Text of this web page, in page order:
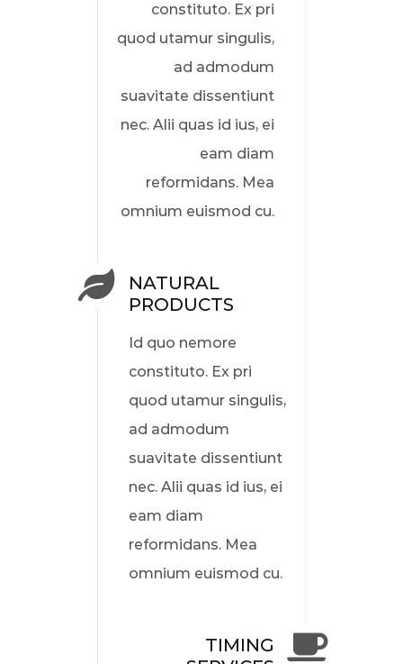
constituto. Ex pri
quod utamur singulis,
ad admodum
suavitate dissentiunt
nec. Alii quas id ius, ei
eam diam
reformidans. Mea
omnium euismod cu.
NATURAL
PRODUCTS
Id quo nemore
constituto. Ex pri
quod utamur singulis,
ad admodum
suavitate dissentiunt
nec. Alii quas id ius, ei
eam diam
reformidans. Mea
omnium euismod cu.
TIMING